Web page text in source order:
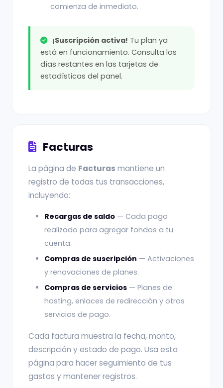
comienza de inmediato.
¡Suscripción activa! Tu plan ya
está en funcionamiento. Consulta los
días restantes en las tarjetas de
estadísticas del panel.
Facturas
La página de Facturas mantiene un
registro de todas tus transacciones,
incluyendo:
Recargas de saldo — Cada pago
realizado para agregar fondos a tu
cuenta.
Compras de suscripción — Activaciones
y renovaciones de planes.
Compras de servicios — Planes de
hosting, enlaces de redirección y otros
servicios de pago.
Cada factura muestra la fecha, monto,
descripción y estado de pago. Usa esta
página para hacer seguimiento de tus
gastos y mantener registros.